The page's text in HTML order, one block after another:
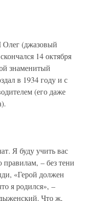
(джазовый
14 октября
знаменитый
в 1934 году и с
(его даже
Я буду учить вас
– без тени
«Герой должен
я родился», –
Что ж,